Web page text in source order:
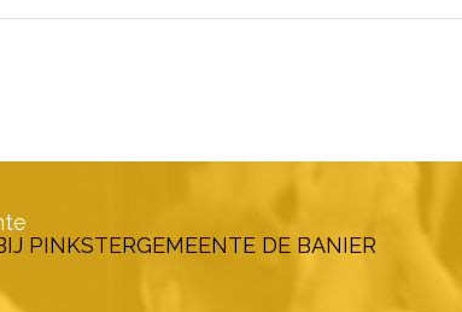
PINKSTERGEMEENTE DE BANIER